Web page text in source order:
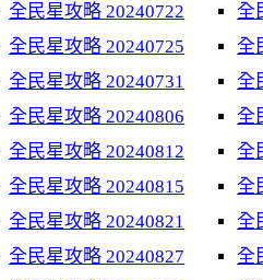
全民星攻略 20240722
全
全民星攻略 20240725
全
全民星攻略 20240731
全
全民星攻略 20240806
全
全民星攻略 20240812
全
全民星攻略 20240815
全
全民星攻略 20240821
全
全民星攻略 20240827
全